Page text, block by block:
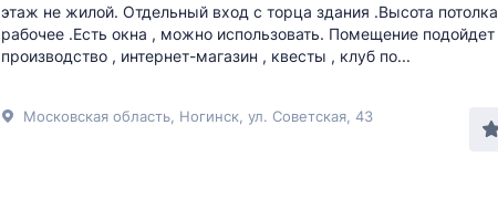
этаж не жилой. Отдельный вход с торца здания .Высота
рабочее .Есть окна , можно использовать. Помещение
производство , интернет-магазин , квесты , клуб по...
Московская область, Ногинск, ул. Советская, 43